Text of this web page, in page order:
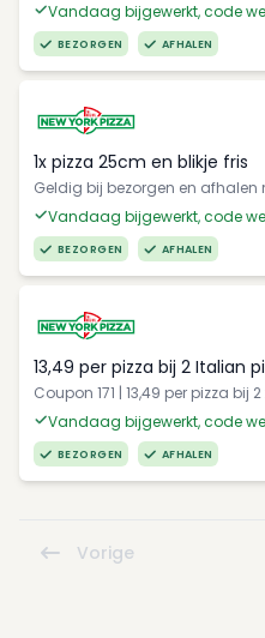
Vandaag bijgewerkt, code
BEZORGEN AFHALEN
1x pizza 25cm en blikje fris
Geldig bij bezorgen en afhalen
Vandaag bijgewerkt, code
BEZORGEN AFHALEN
13,49 per pizza bij 2 Italian
Coupon 171 | 13,49 per pizza bij
Vandaag bijgewerkt, code
BEZORGEN AFHALEN
Vorige